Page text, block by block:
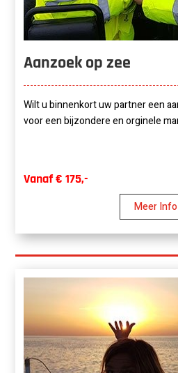
Aanzoek op zee
Wilt u binnenkort uw partner een
voor een bijzondere en orginele
Vanaf € 175,-
Meer Info